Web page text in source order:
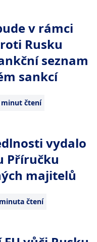
minut čtení
v rámci
Rusku
seznam
sankcí
čtení
vydalo
Příručku
majitelů